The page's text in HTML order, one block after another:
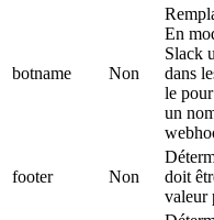
botname Non
En
Slack
dans
le
un
footer Non
doit
valeur